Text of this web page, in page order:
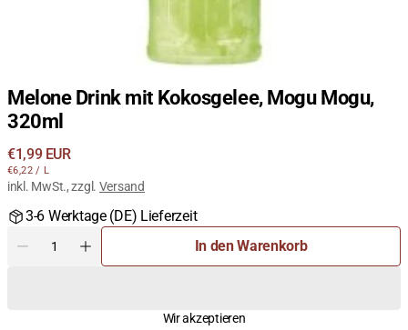
Melone Drink mit Kokosgelee, Mogu Mogu,
320ml
Regulärer
Preis
€1,99 EUR
STÜCKPREIS
€6,22 / PRO
L
inkl. MwSt., zzgl. Versand
3-6 Werktage (DE) Lieferzeit
Menge
Menge
In den Warenkorb
Wir akzeptieren